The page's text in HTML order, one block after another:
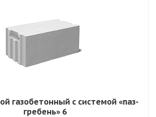
газобетонный с системой «паз-
гребень» 6